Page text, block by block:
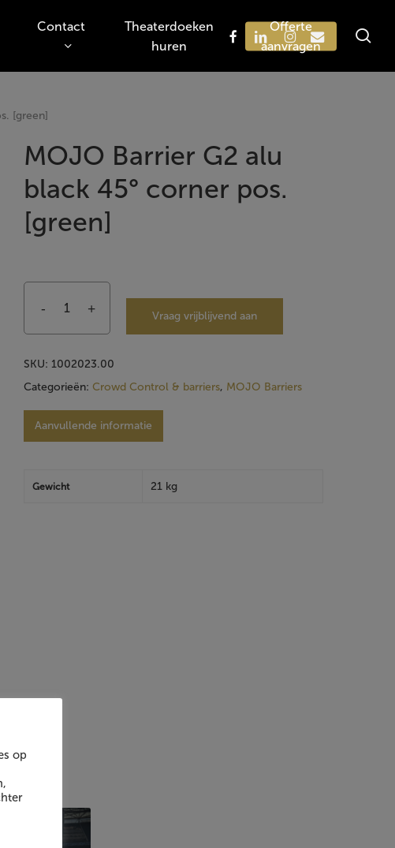
Contact
Theaterdoeken
huren
Offerte
aanvragen
facebooklinkedininstagram
email
[green]
MOJO Barrier G2 alu
black 45° corner pos.
[green]
Vraag vrijblijvend aan
SKU: 1002023.00
Categorieën: Crowd Control & barriers, MOJO Barriers
Aanvullende informatie
Gewicht 21 kg
op